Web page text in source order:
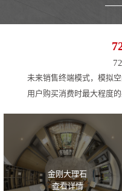
未来销售终端模式，模拟
用户购买消费时最大程度的
金刚大理石
查看详情